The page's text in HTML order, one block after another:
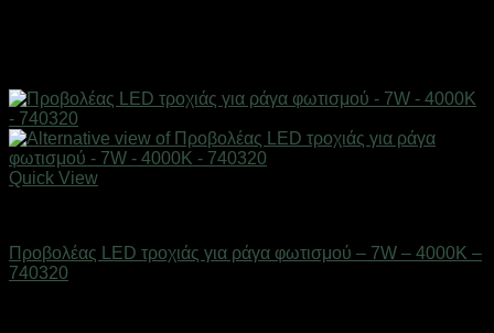
Quick View
Προβολέας LED τροχιάς για ράγα φωτισμού – 7W – 4000K –
740320